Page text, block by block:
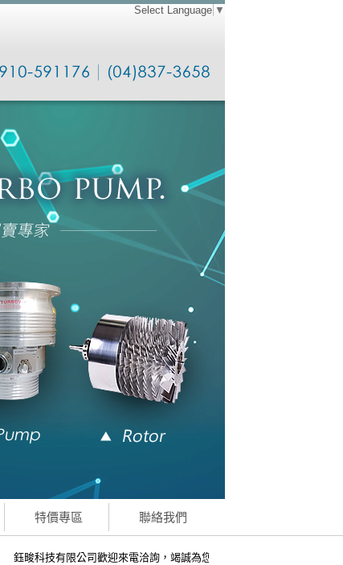
Select Language ▼
特價專區 聯絡我們
鈺畯科技有限公司歡迎來電洽詢，竭誠為您服務